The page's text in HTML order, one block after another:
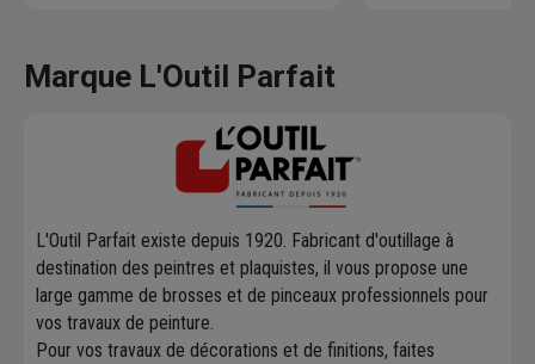
Marque L'Outil Parfait
L'Outil Parfait existe depuis 1920. Fabricant d'outillage à
destination des peintres et plaquistes, il vous propose une
large gamme de brosses et de pinceaux professionnels pour
vos travaux de peinture.
Pour vos travaux de décorations et de finitions, faites